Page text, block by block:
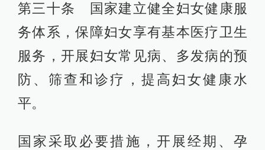
第三十条 国家建立健全妇女健康服
务体系，保障妇女享有基本医疗卫生
服务，开展妇女常见病、多发病的预
防、筛查和诊疗，提高妇女健康水
平。
国家采取必要措施，开展经期、孕